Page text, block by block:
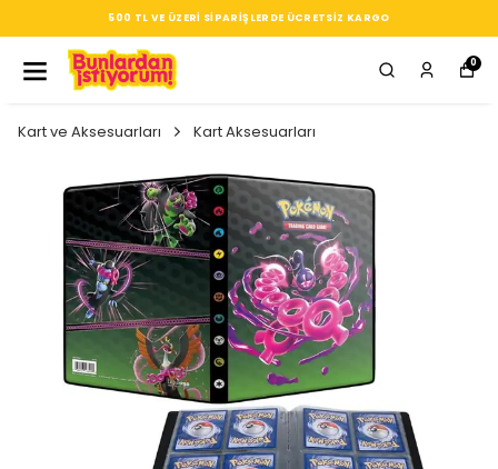
500 TL VE ÜZERI SIPARIŞLERDE ÜCRETSIZ KARGO
0
Kart ve Aksesuarları Kart Aksesuarları